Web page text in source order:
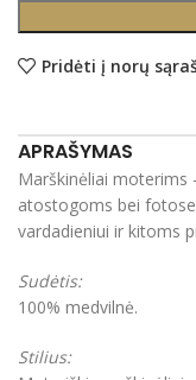
Pridėti į norų
APRAŠYMAS
Marškinėliai moterims
atostogoms bei
vardadieniui ir kitoms
Sudėtis:
100% medvilnė.
Stilius: